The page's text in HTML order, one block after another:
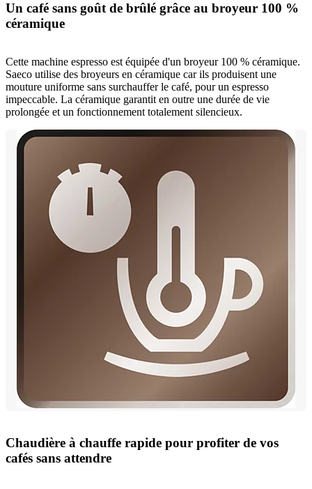
Un café sans goût de brûlé grâce au broyeur 100 %
céramique
Cette machine espresso est équipée d'un broyeur 100 % céramique.
Saeco utilise des broyeurs en céramique car ils produisent une
mouture uniforme sans surchauffer le café, pour un espresso
impeccable. La céramique garantit en outre une durée de vie
prolongée et un fonctionnement totalement silencieux.
Chaudière à chauffe rapide pour profiter de vos
cafés sans attendre